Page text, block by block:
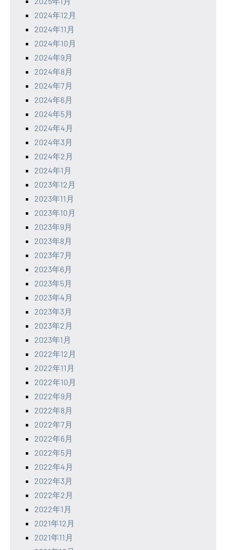
2024年12月
2024年11月
2024年10月
2024年9月
2024年8月
2024年7月
2024年6月
2024年5月
2024年4月
2024年3月
2024年2月
2024年1月
2023年12月
2023年11月
2023年10月
2023年9月
2023年8月
2023年7月
2023年6月
2023年5月
2023年4月
2023年3月
2023年2月
2023年1月
2022年12月
2022年11月
2022年10月
2022年9月
2022年8月
2022年7月
2022年6月
2022年5月
2022年4月
2022年3月
2022年2月
2022年1月
2021年12月
2021年11月